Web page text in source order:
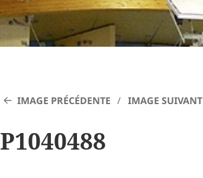
IMAGE PRÉCÉDENTE IMAGE
P1040488